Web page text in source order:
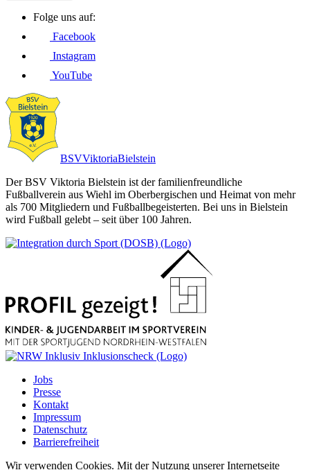
Folge uns auf:
Facebook
Instagram
YouTube
BSVViktoriaBielstein
Der BSV Viktoria Bielstein ist der familienfreundliche
Fußballverein aus Wiehl im Oberbergischen und Heimat von mehr
als 700 Mitgliedern und Fußballbegeisterten. Bei uns in Bielstein
wird Fußball gelebt – seit über 100 Jahren.
Jobs
Presse
Kontakt
Impressum
Datenschutz
Barrierefreiheit
Wir verwenden Cookies. Mit der Nutzung unserer Internetseite